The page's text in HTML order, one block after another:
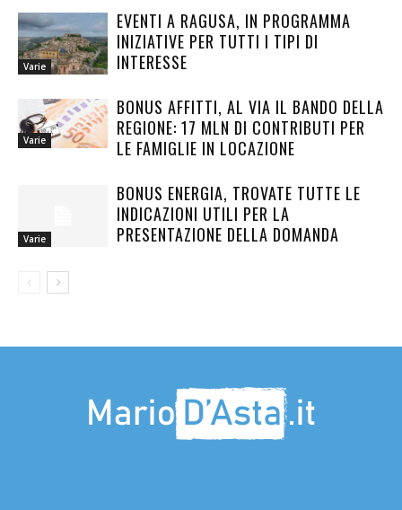
Varie
EVENTI A RAGUSA, IN PROGRAMMA
INIZIATIVE PER TUTTI I TIPI DI
INTERESSE
Varie
BONUS AFFITTI, AL VIA IL BANDO DELLA
REGIONE: 17 MLN DI CONTRIBUTI PER
LE FAMIGLIE IN LOCAZIONE
Varie
BONUS ENERGIA, TROVATE TUTTE LE
INDICAZIONI UTILI PER LA
PRESENTAZIONE DELLA DOMANDA